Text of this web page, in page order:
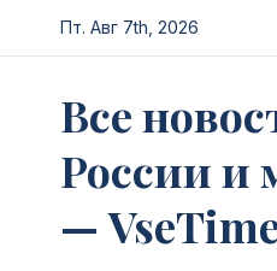
Перейти
к
Пт. Авг 7th, 2026
Все
России и
—